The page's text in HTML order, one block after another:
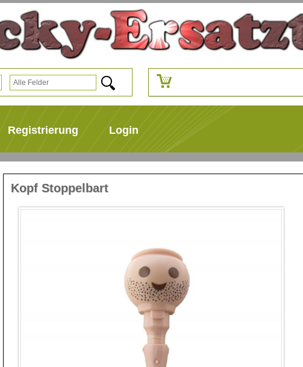
Registrierung Login
Kopf Stoppelbart